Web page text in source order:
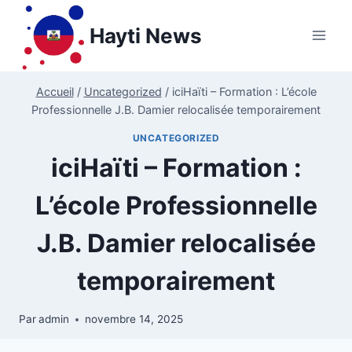
Aller
contenu
Hayti News
Accueil / Uncategorized / iciHaïti – Formation : L’école
Professionnelle J.B. Damier relocalisée temporairement
UNCATEGORIZED
iciHaïti – Formation :
L’école Professionnelle
J.B. Damier relocalisée
temporairement
Paradmin novembre 14, 2025